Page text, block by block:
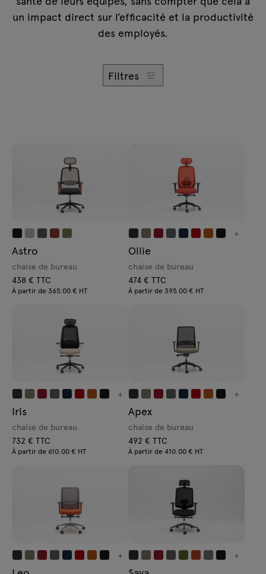
Lampes
Demandes
Offre
un impact direct sur l’efficacité et la productivité
des employés.
Filtres
Astro
chaise de bureau
438 € TTC
À partir de 365.00 € HT
+
Ollie
chaise de bureau
474 € TTC
À partir de 395.00 € HT
+
Iris
chaise de bureau
732 € TTC
À partir de 610.00 € HT
+
Apex
chaise de bureau
492 € TTC
À partir de 410.00 € HT
+ +